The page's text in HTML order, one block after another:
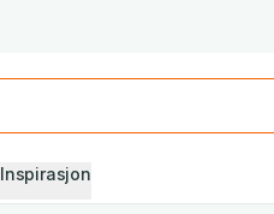
Inspirasjon